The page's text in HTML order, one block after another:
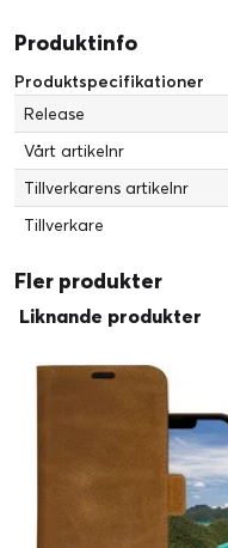
Produktinfo
Produktspecifikationer
Release
Vårt artikelnr
Tillverkarens artikelnr
Tillverkare
Fler produkter
Liknande produkter